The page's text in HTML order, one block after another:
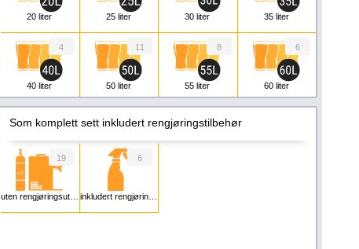
20 liter 25 liter 30 liter 35 liter
40 liter
4
50 liter
11
55 liter
8
60 liter
6
80 liter 90 liter
Som komplett sett inkludert rengjøringstilbehør
uten rengjøringsutstyr
19
inkludert rengjøringstilbehør
6